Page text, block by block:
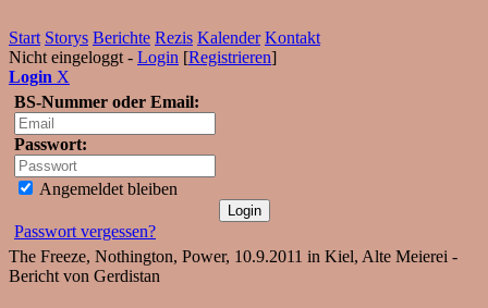
Start Storys Berichte Rezis Kalender Kontakt
Nicht eingeloggt - Login [Registrieren]
Login X
BS-Nummer oder Email:
Passwort:
Angemeldet bleiben
Passwort vergessen?
The Freeze, Nothington, Power, 10.9.2011 in Kiel, Alte Meierei -
Bericht von Gerdistan